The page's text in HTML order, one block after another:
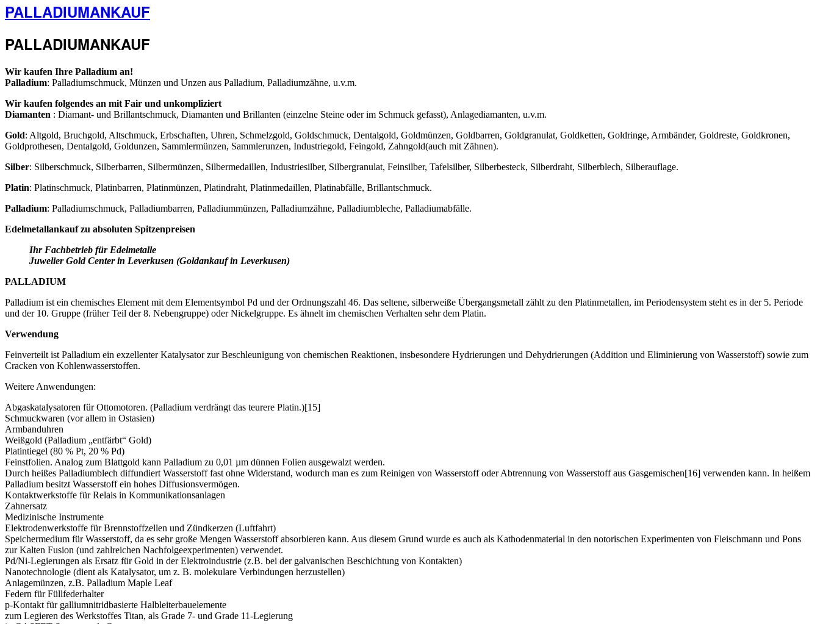
PALLADIUMANKAUF
PALLADIUMANKAUF
Wir kaufen Ihre Palladium an!
Palladium: Palladiumschmuck, Münzen und Unzen aus Palladium, Palladiumzähne, u.v.m.
Wir kaufen folgendes an mit Fair und unkompliziert
Diamanten : Diamant- und Brillantschmuck, Diamanten und Brillanten (einzelne Steine oder im Schmuck gefasst), Anlagediamanten, u.v.m.
Gold: Altgold, Bruchgold, Altschmuck, Erbschaften, Uhren, Schmelzgold, Goldschmuck, Dentalgold, Goldmünzen, Goldbarren, Goldgranulat, Goldketten, Goldringe, Armbänder, Goldreste, Goldkronen,
Goldprothesen, Dentalgold, Goldunzen, Sammlermünzen, Sammlerunzen, Industriegold, Feingold, Zahngold(auch mit Zähnen).
Silber: Silberschmuck, Silberbarren, Silbermünzen, Silbermedaillen, Industriesilber, Silbergranulat, Feinsilber, Tafelsilber, Silberbesteck, Silberdraht, Silberblech, Silberauflage.
Platin: Platinschmuck, Platinbarren, Platinmünzen, Platindraht, Platinmedaillen, Platinabfälle, Brillantschmuck.
Palladium: Palladiumschmuck, Palladiumbarren, Palladiummünzen, Palladiumzähne, Palladiumbleche, Palladiumabfälle.
Edelmetallankauf zu absoluten Spitzenpreisen
Ihr Fachbetrieb für Edelmetalle
Juwelier Gold Center in Leverkusen (Goldankauf in Leverkusen)
PALLADIUM
Palladium ist ein chemisches Element mit dem Elementsymbol Pd und der Ordnungszahl 46. Das seltene, silberweiße Übergangsmetall zählt zu den Platinmetallen, im Periodensystem steht es in der 5. Periode
und der 10. Gruppe (früher Teil der 8. Nebengruppe) oder Nickelgruppe. Es ähnelt im chemischen Verhalten sehr dem Platin.
Verwendung
Feinverteilt ist Palladium ein exzellenter Katalysator zur Beschleunigung von chemischen Reaktionen, insbesondere Hydrierungen und Dehydrierungen (Addition und Eliminierung von Wasserstoff) sowie zum
Cracken von Kohlenwasserstoffen.
Weitere Anwendungen:
Abgaskatalysatoren für Ottomotoren. (Palladium verdrängt das teurere Platin.)[15]
Schmuckwaren (vor allem in Ostasien)
Armbanduhren
Weißgold (Palladium „entfärbt“ Gold)
Platintiegel (80 % Pt, 20 % Pd)
Feinstfolien. Analog zum Blattgold kann Palladium zu 0,01 µm dünnen Folien ausgewalzt werden.
Durch heißes Palladiumblech diffundiert Wasserstoff fast ohne Widerstand, wodurch man es zum Reinigen von Wasserstoff oder Abtrennung von Wasserstoff aus Gasgemischen[16] verwenden kann. In heißem
Palladium besitzt Wasserstoff ein hohes Diffusionsvermögen.
Kontaktwerkstoffe für Relais in Kommunikationsanlagen
Zahnersatz
Medizinische Instrumente
Elektrodenwerkstoffe für Brennstoffzellen und Zündkerzen (Luftfahrt)
Speichermedium für Wasserstoff, da es sehr große Mengen Wasserstoff absorbieren kann. Aus diesem Grund wurde es auch als Kathodenmaterial in den notorischen Experimenten von Fleischmann und Pons
zur Kalten Fusion (und zahlreichen Nachfolgeexperimenten) verwendet.
Pd/Ni-Legierungen als Ersatz für Gold in der Elektroindustrie (z.B. bei der galvanischen Beschichtung von Kontakten)
Nanotechnologie (dient als Katalysator, um z. B. molekulare Verbindungen herzustellen)
Anlagemünzen, z.B. Palladium Maple Leaf
Federn für Füllfederhalter
p-Kontakt für galliumnitridbasierte Halbleiterbauelemente
zum Legieren des Werkstoffes Titan, als Grade 7- und Grade 11-Legierung